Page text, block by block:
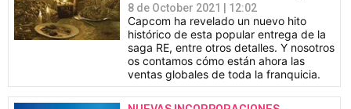
8 de October 2021 | 12:02
Capcom ha revelado un nuevo hito
histórico de esta popular entrega de la
saga RE, entre otros detalles. Y nosotros
os contamos cómo están ahora las
ventas globales de toda la franquicia.